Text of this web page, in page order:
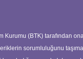
(BTK) tarafından
sorumluluğunu